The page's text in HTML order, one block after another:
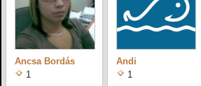
Ancsa Bordás
1
Andi
1